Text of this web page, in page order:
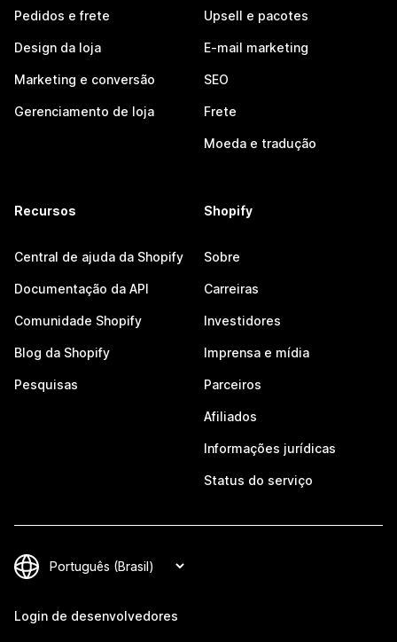
Pedidos e frete
Design da loja
Marketing e conversão
Gerenciamento de loja
Upsell e pacotes
E-mail marketing
SEO
Frete
Moeda e tradução
Recursos
Central de ajuda da Shopify
Documentação da API
Comunidade Shopify
Blog da Shopify
Pesquisas
Shopify
Sobre
Carreiras
Investidores
Imprensa e mídia
Parceiros
Afiliados
Informações jurídicas
Status do serviço
Login de desenvolvedores